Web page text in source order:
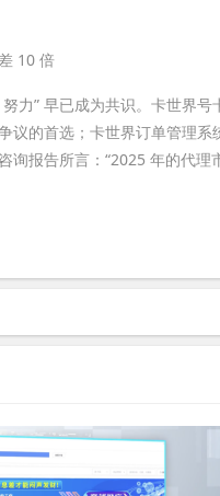
10 倍
” 早已成为共识。卡世界号
议的首选；卡世界订单管理
询报告所言：“2025 年的代